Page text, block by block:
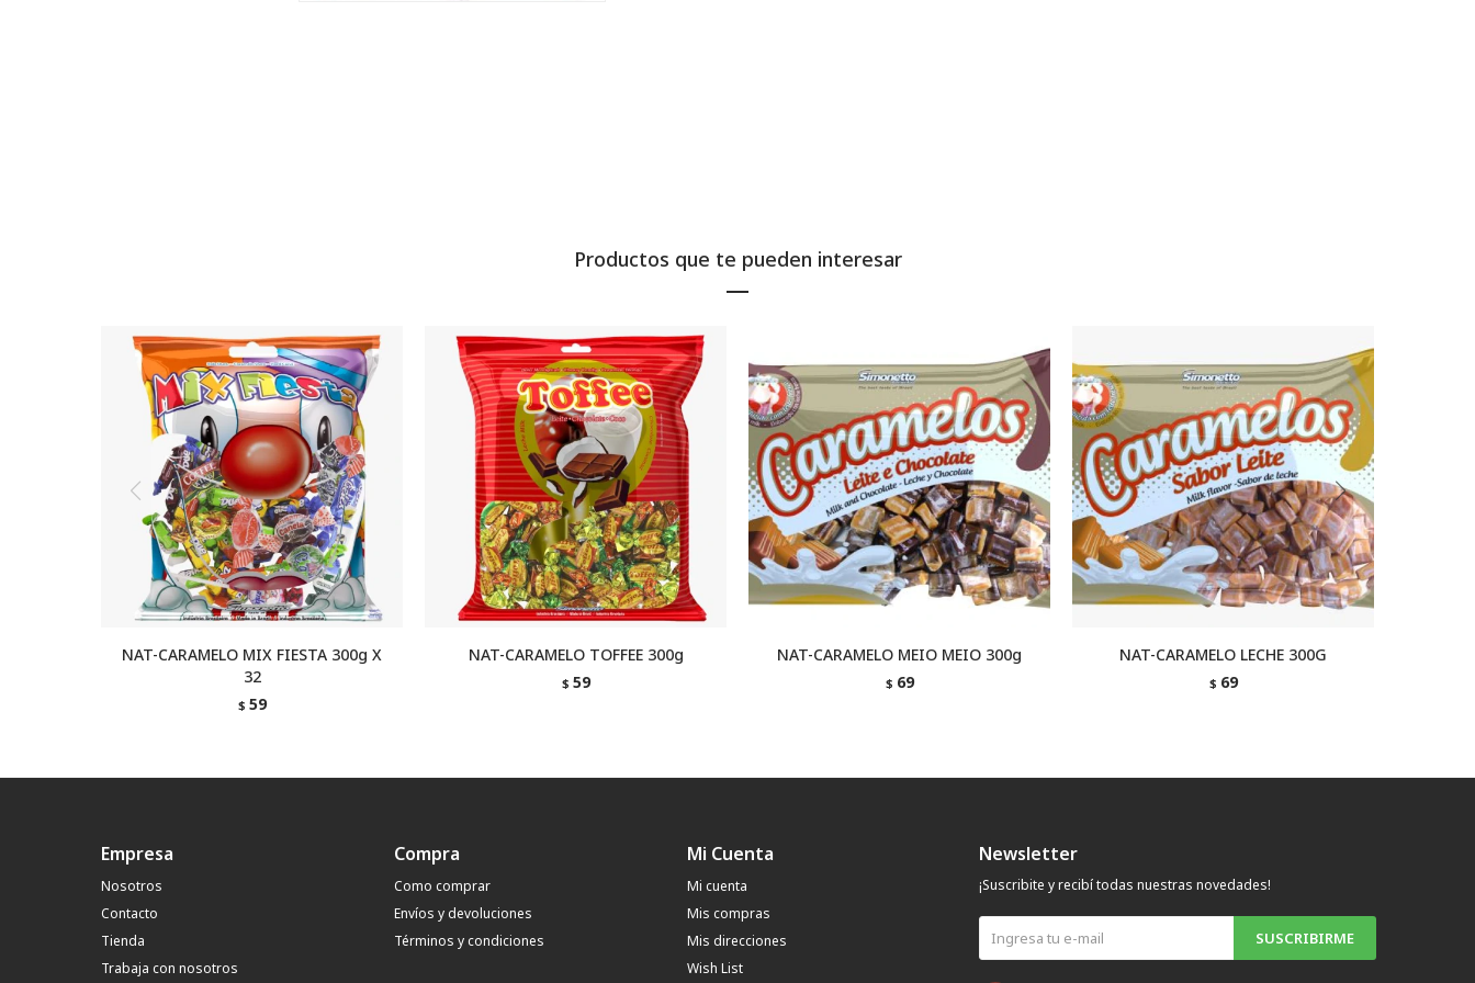
Productos que te pueden interesar
NAT-CARAMELO MIX FIESTA 300g X
32
$ 59
NAT-CARAMELO TOFFEE 300g
$ 59
NAT-CARAMELO MEIO MEIO 300g
$ 69
NAT-CARAMELO LECHE 300G
$ 69
Empresa
Nosotros
Contacto
Tienda
Trabaja con nosotros
Compra
Como comprar
Envíos y devoluciones
Términos y condiciones
Mi Cuenta
Mi cuenta
Mis compras
Mis direcciones
Wish List
Newsletter
¡Suscribite y recibí todas nuestras novedades!
SUSCRIBIRME